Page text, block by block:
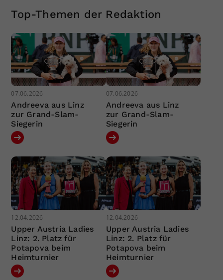
Top-Themen der Redaktion
07.06.2026
Andreeva aus Linz
zur Grand-Slam-
Siegerin
07.06.2026
Andreeva aus Linz
zur Grand-Slam-
Siegerin
12.04.2026
Upper Austria Ladies
Linz: 2. Platz für
Potapova beim
Heimturnier
12.04.2026
Upper Austria Ladies
Linz: 2. Platz für
Potapova beim
Heimturnier